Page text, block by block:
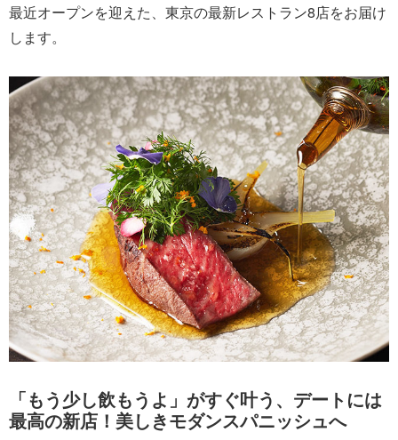
最近オープンを迎えた、東京の最新レストラン8店をお届け
します。
「もう少し飲もうよ」がすぐ叶う、デートには
最高の新店！美しきモダンスパニッシュへ